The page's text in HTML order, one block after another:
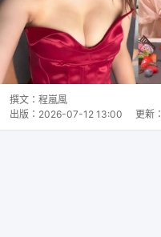
撰文： 程嵐風
出版： 2026-07-12 13:00 更新：